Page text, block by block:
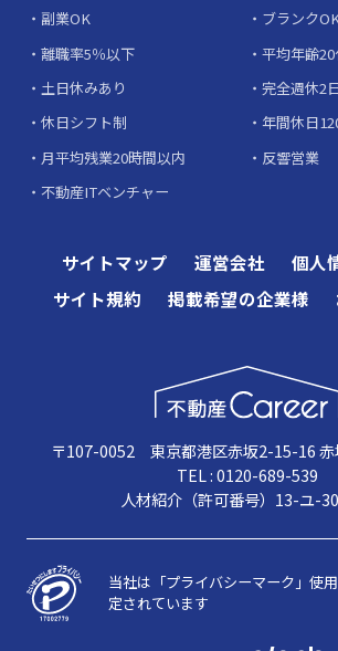
副業OK
ブランク
離職率5％以下
平均年齢
土日休みあり
完全週休2
休日シフト制
年間休日
月平均残業20時間以内
反響営業
不動産ITベンチャー
サイトマップ 運営会社
個人
サイト規約
掲載希望の企業様
〒107-0052 東京都港区赤坂2-15-16 赤
TEL : 0120-689-539
人材紹介（許可番号）13-ユ-
当社は「プライバシーマーク」使
定されています